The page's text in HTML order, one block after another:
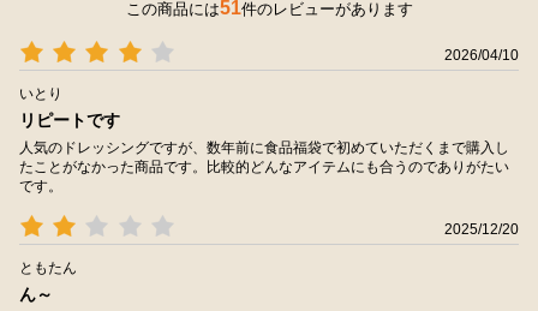
この商品には51件のレビューがあります
2026/04/10
いとり
リピートです
人気のドレッシングですが、数年前に食品福袋で初めていただくまで購入し
たことがなかった商品です。比較的どんなアイテムにも合うのでありがたい
です。
2025/12/20
ともたん
ん～